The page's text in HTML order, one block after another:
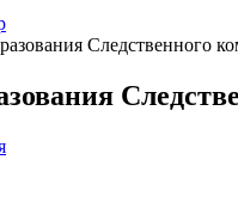
Следственного